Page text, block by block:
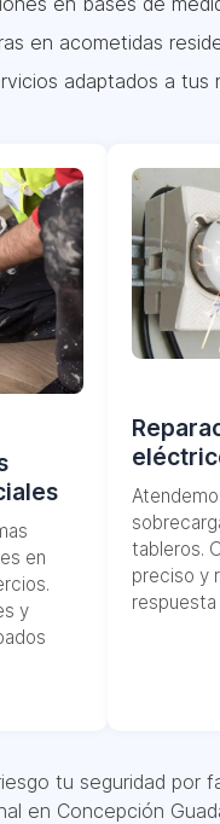
en acometidas
adaptados a tus
en
y
tableros.
preciso y
respuesta
tu seguridad por
en Concepción